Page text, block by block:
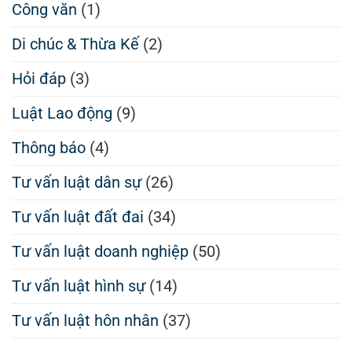
Công văn (1)
Di chúc & Thừa Kế (2)
Hỏi đáp (3)
Luật Lao động (9)
Thông báo (4)
Tư vấn luật dân sự(26)
Tư vấn luật đất đai (34)
Tư vấn luật doanh nghiệp (50)
Tư vấn luật hình sự(14)
Tư vấn luật hôn nhân (37)